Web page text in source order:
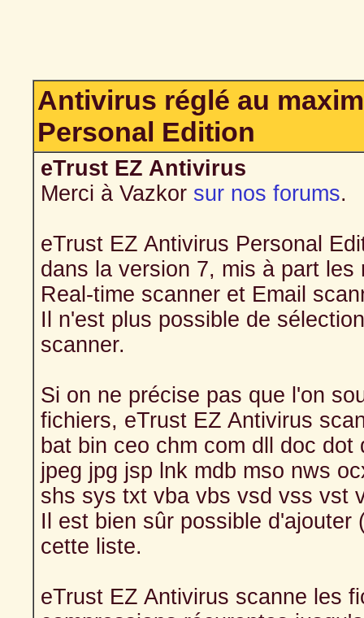
Antivirus réglé au
Personal Edition
eTrust EZ Antivirus
Merci à Vazkor sur nos forums.
eTrust EZ Antivirus Personal
dans la version 7, mis à part
Real-time scanner et Email
Il n'est plus possible de
scanner.
Si on ne précise pas que l'on
fichiers, eTrust EZ Antivirus
bat bin ceo chm com dll doc
jpeg jpg jsp lnk mdb mso nws
shs sys txt vba vbs vsd vss vst
Il est bien sûr possible
cette liste.
eTrust EZ Antivirus scanne les